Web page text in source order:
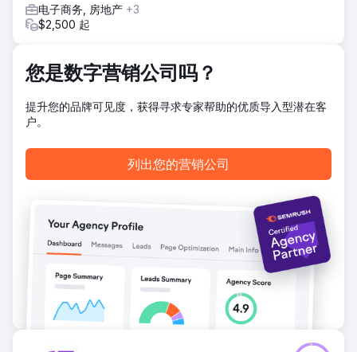
前往营销公司页面
电子商务, 房地产 +3
$2,500 起
您是数字营销公司吗？
提升您的品牌可见度，获得寻求专家帮助的优质导入型潜在客
户。
列出您的营销公司